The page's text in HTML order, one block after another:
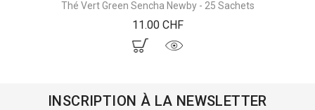
Thé Vert Green Sencha Newby - 25 Sachets
11.00 CHFPrix
INSCRIPTION À LA NEWSLETTER